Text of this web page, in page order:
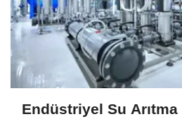
Endüstriyel Su